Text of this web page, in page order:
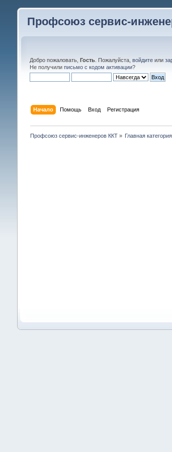
Профсоюз сервис-
Добро пожаловать, Гость. Пожалуйста, войдитеили
Не получили письмо с кодом активации?
Начало Помощь Вход Регистрация
Профсоюз сервис-инженеров ККТ» Главная категория